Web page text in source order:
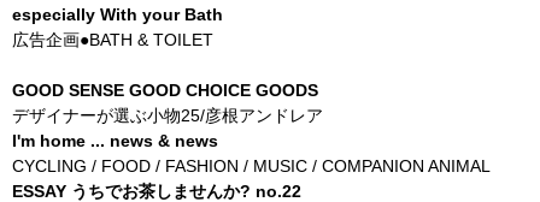
especially With your Bath
広告企画●BATH & TOILET
GOOD SENSE GOOD CHOICE GOODS
デザイナーが選ぶ小物25/彦根アンドレア
I'm home ... news & news
CYCLING / FOOD / FASHION / MUSIC / COMPANION ANIMAL
ESSAY うちでお茶しませんか? no.22